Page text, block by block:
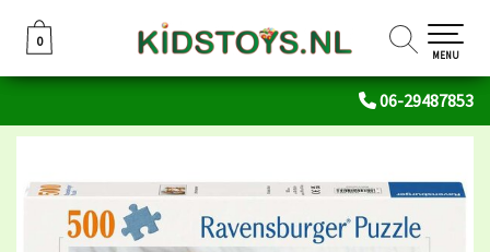
06-29487853
0
0
MENU